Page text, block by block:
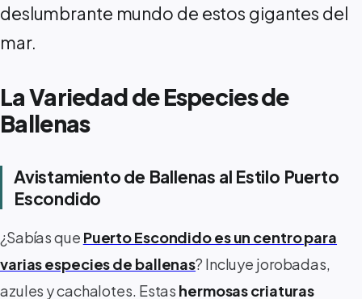
deslumbrante mundo de estos gigantes del
mar.
La Variedad de Especies de
Ballenas
Avistamiento de Ballenas al Estilo Puerto
Escondido
¿Sabías que Puerto Escondido es un centro para
varias especies de ballenas? Incluye jorobadas,
azules y cachalotes. Estas hermosascriaturas